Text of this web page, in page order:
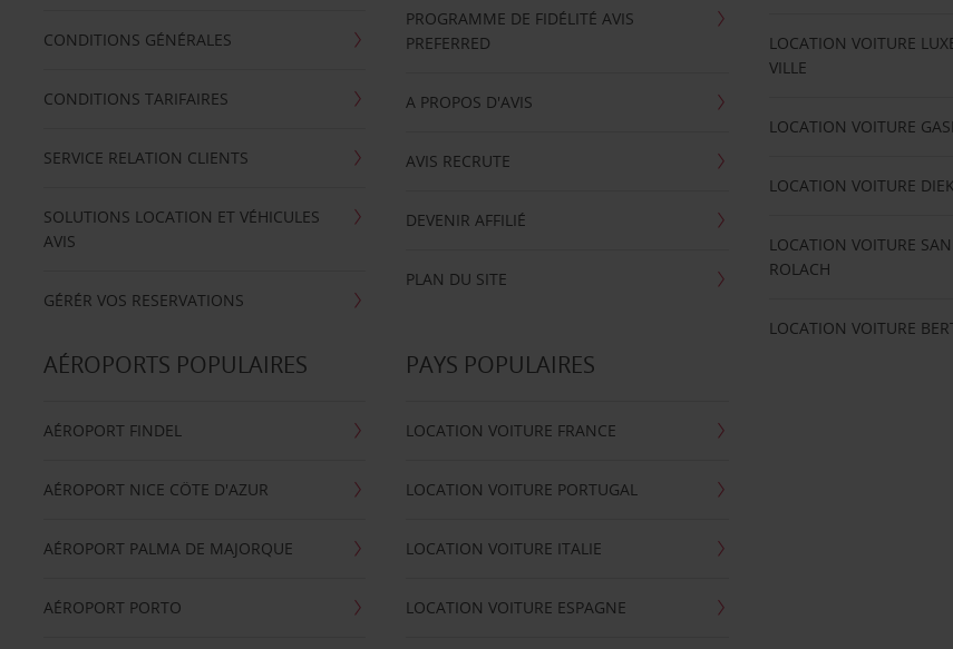
CONDITIONS GÉNÉRALES
CONDITIONS TARIFAIRES
SERVICE RELATION CLIENTS
SOLUTIONS LOCATION ET VÉHICULES
AVIS
GÉRÉR VOS RESERVATIONS
PROGRAMME DE FIDÉLITÉ AVIS
PREFERRED
A PROPOS D'AVIS
AVIS RECRUTE
DEVENIR AFFILIÉ
PLAN DU SITE
LOCATION VOITURE
VILLE
LOCATION VOITURE
LOCATION VOITURE
LOCATION VOITURE
ROLACH
LOCATION VOITURE
AÉROPORTS POPULAIRES
AÉROPORT FINDEL
AÉROPORT NICE CÖTE D'AZUR
AÉROPORT PALMA DE MAJORQUE
AÉROPORT PORTO
PAYS POPULAIRES
LOCATION VOITURE FRANCE
LOCATION VOITURE PORTUGAL
LOCATION VOITURE ITALIE
LOCATION VOITURE ESPAGNE